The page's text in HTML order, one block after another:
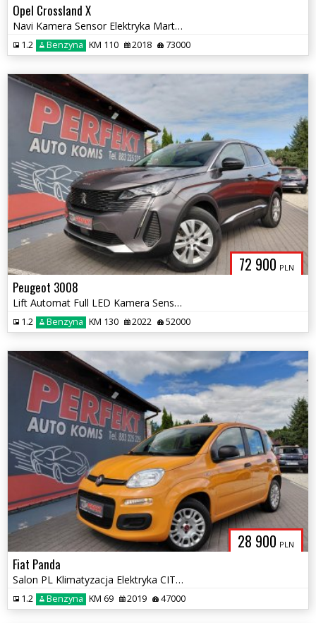
Opel Crossland X
Navi Kamera Sensor Elektryka Marte pole 2xPDC Alu
1.2 Benzyna KM 110 2018 73000
72 900 PLN
Peugeot 3008
Lift Automat Full LED Kamera Sensor Elektryka Ks.Serwisowa PDC Alu
1.2 Benzyna KM 130 2022 52000
28 900 PLN
Fiat Panda
Salon PL Klimatyzacja Elektryka CITY Bezwypadkowa
1.2 Benzyna KM 69 2019 47000